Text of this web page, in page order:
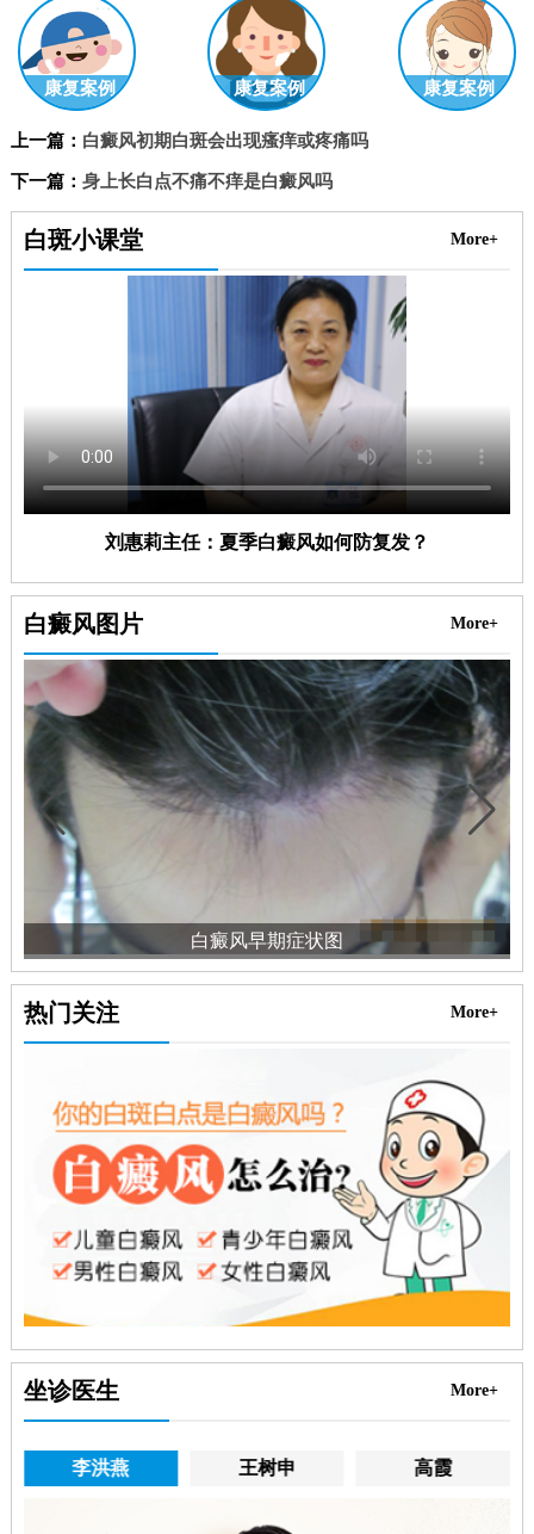
康复案例 康复案例 康复案例
上一篇： 白癜风初期白斑会出现瘙痒或疼痛吗
下一篇： 身上长白点不痛不痒是白癜风吗
白斑小课堂 More+
刘惠莉主任：夏季白癜风如何防复发？
白癜风图片 More+
白癜风早期症状图
热门关注 More+
坐诊医生 More+
李洪燕 王树申 高霞